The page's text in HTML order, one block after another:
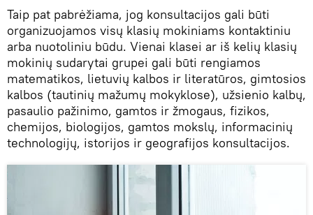
Taip pat pabrėžiama, jog konsultacijos gali būti
organizuojamos visų klasių mokiniams kontaktiniu
arba nuotoliniu būdu. Vienai klasei ar iš kelių klasių
mokinių sudarytai grupei gali būti rengiamos
matematikos, lietuvių kalbos ir literatūros, gimtosios
kalbos (tautinių mažumų mokyklose), užsienio kalbų,
pasaulio pažinimo, gamtos ir žmogaus, fizikos,
chemijos, biologijos, gamtos mokslų, informacinių
technologijų, istorijos ir geografijos konsultacijos.